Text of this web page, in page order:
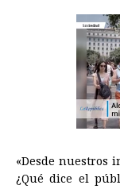
«Desde nuestros
¿Qué dice el